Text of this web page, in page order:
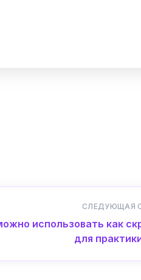
СЛЕДУЮЩАЯ
использовать как
для